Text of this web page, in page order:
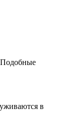
Подобные
в